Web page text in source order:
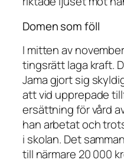
Domen som föll
I mitten av
tingsrätt laga kraft.
Jama gjort sig
att vid upprepade
ersättning för vård
han arbetat och
i skolan. Det
till närmare 20 000